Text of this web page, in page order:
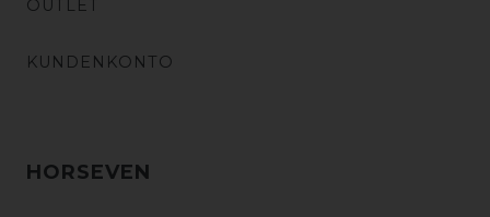
OUTLET
KUNDENKONTO
HORSEVEN